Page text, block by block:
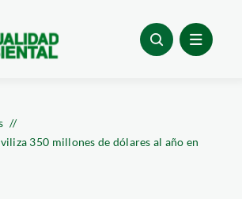
350 millones de dólares al año en